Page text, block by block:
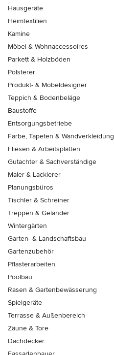
Hausgeräte
Heimtextilien
Kamine
Möbel & Wohnaccessoires
Parkett & Holzböden
Polsterer
Produkt- & Möbeldesigner
Teppich & Bodenbeläge
Baustoffe
Entsorgungsbetriebe
Farbe, Tapeten & Wandverkleidung
Fliesen & Arbeitsplatten
Gutachter & Sachverständige
Maler & Lackierer
Planungsbüros
Tischler & Schreiner
Treppen & Geländer
Wintergärten
Garten- & Landschaftsbau
Gartenzubehör
Pflasterarbeiten
Poolbau
Rasen & Gartenbewässerung
Spielgeräte
Terrasse & Außenbereich
Zäune & Tore
Dachdecker